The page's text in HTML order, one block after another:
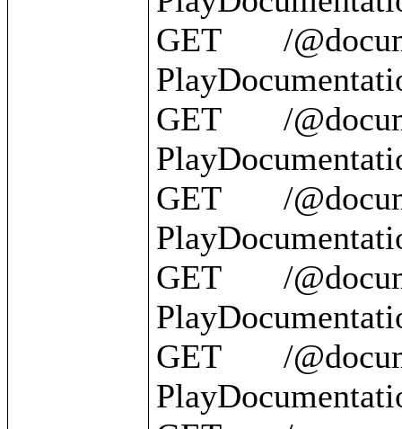
GET       /
GET       /
GET       /
GET       /
GET       /